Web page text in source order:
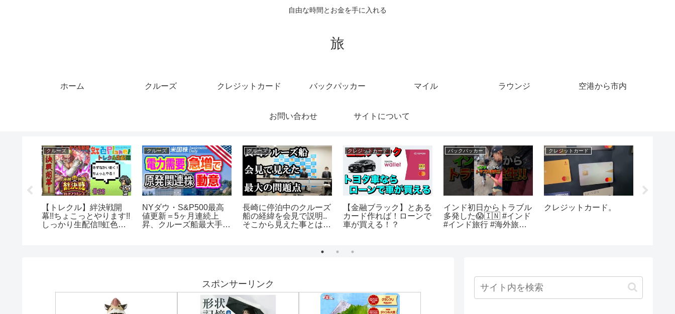
自由な時間とお金を手に入れる
旅
ホーム クルーズ クレジットカード バックパッカー マイル ラウンジ 空港から市内
お問い合わせ サイトについて
クルーズ
2020/1/26 クルーズト
レイン「ななつ星 in 九
州」通過@光岡駅
クレジットカード
磯辺揚げを食べる
#music #クレジットカー
ド #sushi #食 #ラーメン
クルーズ
FMアップル A-STUDIO
LIVE! 6/ 19 ヲタクルー
ズ
クレジットカード
キャベツを食う #dance
#music #クレジットカー
ド #food #パチイレ #大
クレジットカード
韓国でクレジットカード
の利用が激増。生活費や
事業費のみならず、株や
起これば韓国経済破綻
クレジットカード
海外で必須のキャッシン
スポンサーリンク